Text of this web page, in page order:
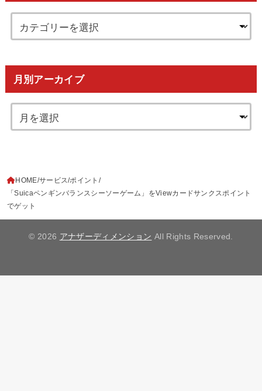
月別アーカイブ
HOME サービス ポイント
「Suicaペンギンバランスシーソーゲーム」をViewカードサンクスポイント
でゲット
© 2026 アナザーディメンション All Rights Reserved.